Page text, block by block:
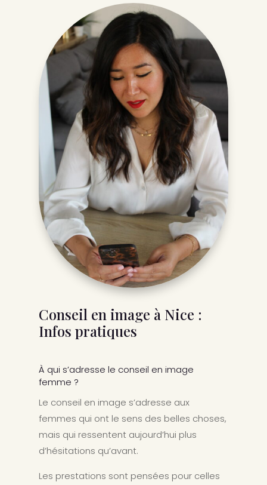
Conseil en image à Nice :
Infos pratiques
À qui s’adresse le conseil en image
femme ?
Le conseil en image s’adresse aux
femmes qui ont le sens des belles choses,
mais qui ressentent aujourd’hui plus
d’hésitations qu’avant.
Les prestations sont pensées pour celles